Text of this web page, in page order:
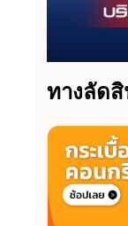
ทางลัดสิ